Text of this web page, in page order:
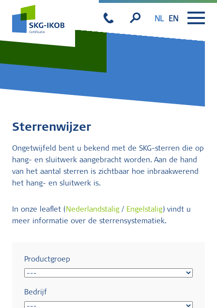
NL EN
Sterrenwijzer
Ongetwijfeld bent u bekend met de SKG-sterren die op
hang- en sluitwerk aangebracht worden. Aan de hand
van het aantal sterren is zichtbaar hoe inbraakwerend
het hang- en sluitwerk is.
In onze leaflet ( Nederlandstalig/ Engelstalig) vindt u
meer informatie over de sterrensystematiek.
Productgroep
Bedrijf